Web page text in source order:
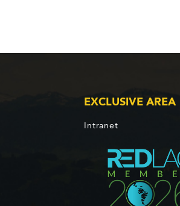
EXCLUSIVE AREA
Intranet